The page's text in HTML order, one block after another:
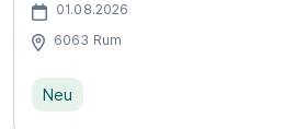
01.08.2026
6063 Rum
Neu